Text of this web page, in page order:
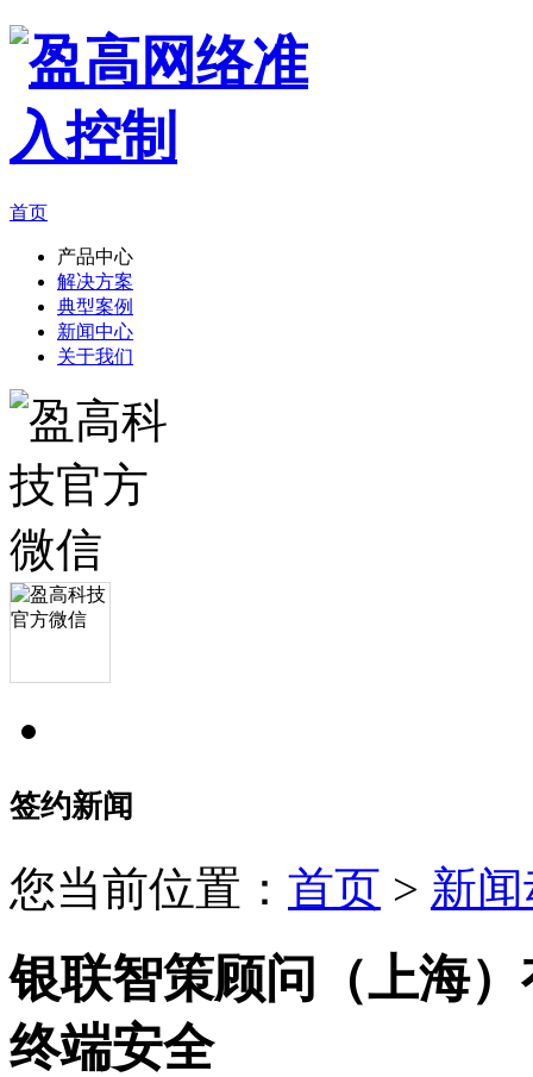
首页
产品中心
解决方案
典型案例
新闻中心
关于我们
签约新闻
您当前位置： 首页 > 新
银联智策顾问（上海
终端安全